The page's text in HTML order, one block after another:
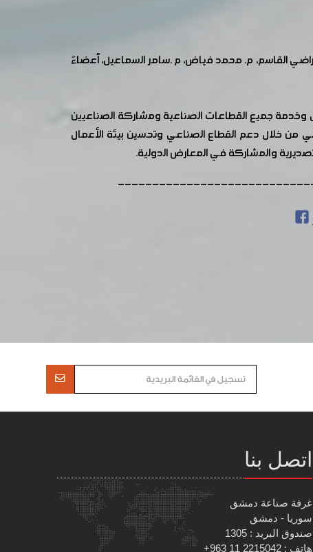
راضي القاسم، م. محمد فياض، م .سامر السماعيل، أعضاءً
وخدمة جميع القطاعات الصناعية ومشاركة الصناعيين
من خلال دعم القطاع الصناعي وتحسين بيئة الأعمال
والمشاركة في المعارض الدولية.
اتصل بنا
غرفة صناعة دمشق
سوريا - دمشق
صندوق البريد : 1305
هاتف : 2215042 11 963+